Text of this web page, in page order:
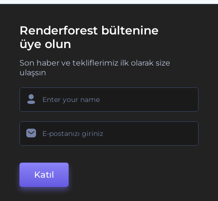
Renderforest bültenine
üye olun
Son haber ve tekliflerimiz ilk olarak size
ulaşsın
Katıl